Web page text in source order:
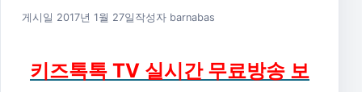
게시일 2017년 1월 27일 2020년 5월 29일
작성자 barnabas
키즈톡톡 TV 실시간 무료방송 보